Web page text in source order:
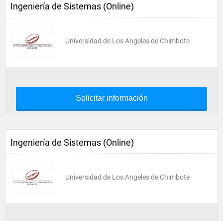
Ingeniería de Sistemas (Online)
Universidad de Los Angeles de Chimbote
Solicitar información
Ingeniería de Sistemas (Online)
Universidad de Los Angeles de Chimbote